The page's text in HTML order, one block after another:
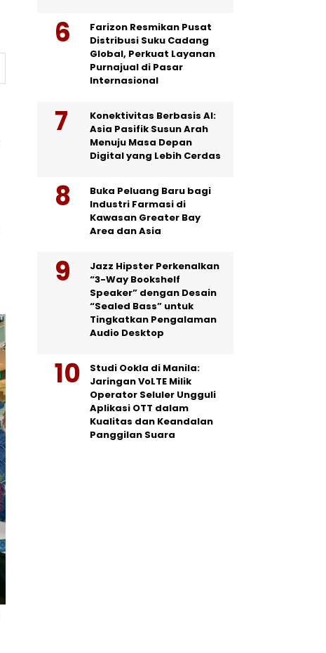
Farizon Resmikan Pusat
Distribusi Suku Cadang
Global, Perkuat Layanan
Purnajual di Pasar
Internasional
Konektivitas Berbasis AI:
Asia Pasifik Susun Arah
Menuju Masa Depan
Digital yang Lebih Cerdas
Buka Peluang Baru bagi
Industri Farmasi di
Kawasan Greater Bay
Area dan Asia
Jazz Hipster Perkenalkan
“3-Way Bookshelf
Speaker” dengan Desain
“Sealed Bass” untuk
Tingkatkan Pengalaman
Audio Desktop
Studi Ookla di Manila:
Jaringan VoLTE Milik
Operator Seluler Ungguli
Aplikasi OTT dalam
Kualitas dan Keandalan
Panggilan Suara